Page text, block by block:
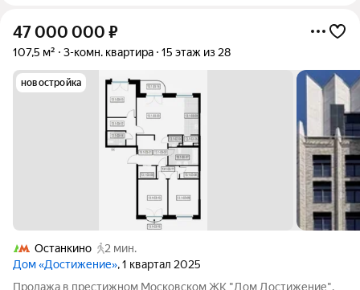
47 000 000 ₽
107,5 м² 3-комн. квартира 15 этаж из 28
новостройка
Останкино
2 мин.
Дом «Достижение», 1 квартал 2025
Продажа в престижном Московском ЖК "Дом Достижение".